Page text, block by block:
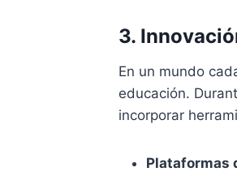
3.
En un mundo
educación.
incorporar
Plataformas